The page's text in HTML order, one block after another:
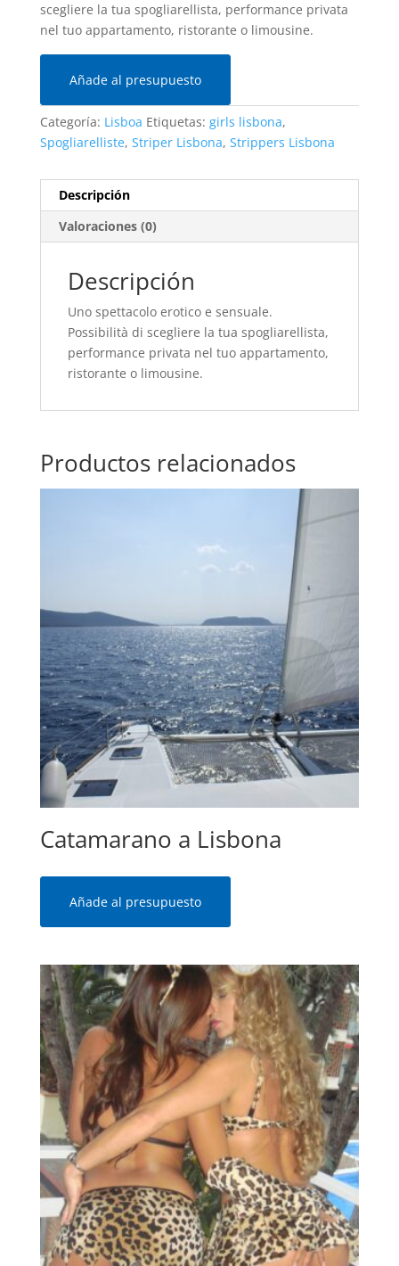
scegliere la tua spogliarellista, performance privata
nel tuo appartamento, ristorante o limousine.
Añade al presupuesto
Categoría: Lisboa Etiquetas: girls lisbona,
Spogliarelliste, Striper Lisbona, Strippers Lisbona
Descripción
Valoraciones (0)
Descripción
Uno spettacolo erotico e sensuale.
Possibilità di scegliere la tua spogliarellista,
performance privata nel tuo appartamento,
ristorante o limousine.
Productos relacionados
Catamarano a Lisbona
Añade al presupuesto